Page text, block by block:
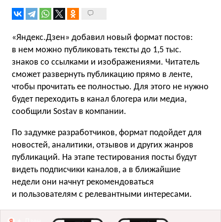
«Яндекс.Дзен» добавил новый формат постов:
в нем можно публиковать тексты до 1,5 тыс.
знаков со ссылками и изображениями. Читатель
сможет развернуть публикацию прямо в ленте,
чтобы прочитать ее полностью. Для этого не нужно
будет переходить в канал блогера или медиа,
сообщили Sostav в компании.
По задумке разработчиков, формат подойдет для
новостей, аналитики, отзывов и других жанров
публикаций. На этапе тестирования посты будут
видеть подписчики каналов, а в ближайшие
недели они начнут рекомендоваться
и пользователям с релевантными интересами.